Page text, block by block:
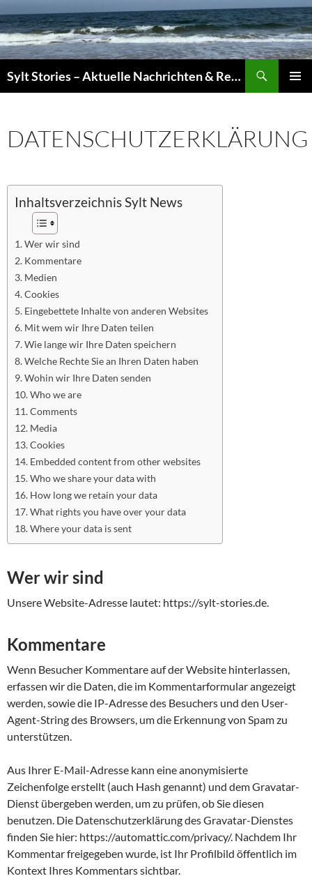
Inhalt
springen
Sylt Stories – Aktuelle Nachrichten & Reportagen von der Insel
DATENSCHUTZERKLÄRUNG
Inhaltsverzeichnis Sylt News
Wer wir sind
Kommentare
Medien
Cookies
Eingebettete Inhalte von anderen Websites
Mit wem wir Ihre Daten teilen
Wie lange wir Ihre Daten speichern
Welche Rechte Sie an Ihren Daten haben
Wohin wir Ihre Daten senden
Who we are
Comments
Media
Cookies
Embedded content from other websites
Who we share your data with
How long we retain your data
What rights you have over your data
Where your data is sent
Wer wir sind
Unsere Website-Adresse lautet: https://sylt-stories.de.
Kommentare
Wenn Besucher Kommentare auf der Website hinterlassen,
erfassen wir die Daten, die im Kommentarformular angezeigt
werden, sowie die IP-Adresse des Besuchers und den User-
Agent-String des Browsers, um die Erkennung von Spam zu
unterstützen.
Aus Ihrer E-Mail-Adresse kann eine anonymisierte
Zeichenfolge erstellt (auch Hash genannt) und dem Gravatar-
Dienst übergeben werden, um zu prüfen, ob Sie diesen
benutzen. Die Datenschutzerklärung des Gravatar-Dienstes
finden Sie hier: https://automattic.com/privacy/. Nachdem Ihr
Kommentar freigegeben wurde, ist Ihr Profilbild öffentlich im
Kontext Ihres Kommentars sichtbar.